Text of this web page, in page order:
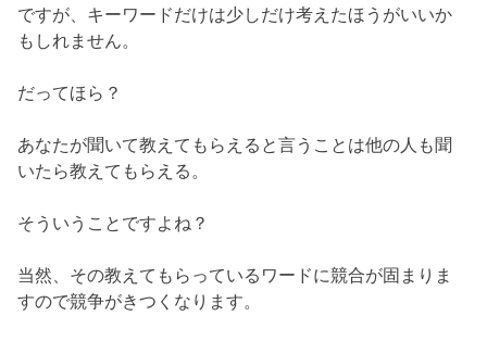
ですが、キーワードだけは少しだけ考えたほうがいいか
もしれません。
だってほら？
あなたが聞いて教えてもらえると言うことは他の人も聞
いたら教えてもらえる。
そういうことですよね？
当然、その教えてもらっているワードに競合が固まりま
すので競争がきつくなります。